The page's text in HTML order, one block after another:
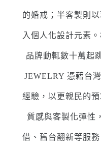
的婚戒；半客製則
入個人化設計元素
品牌動輒數十萬起
JEWELRY 憑藉台
經驗，以更親民的
質感與客製化彈性
借、舊台翻新等服